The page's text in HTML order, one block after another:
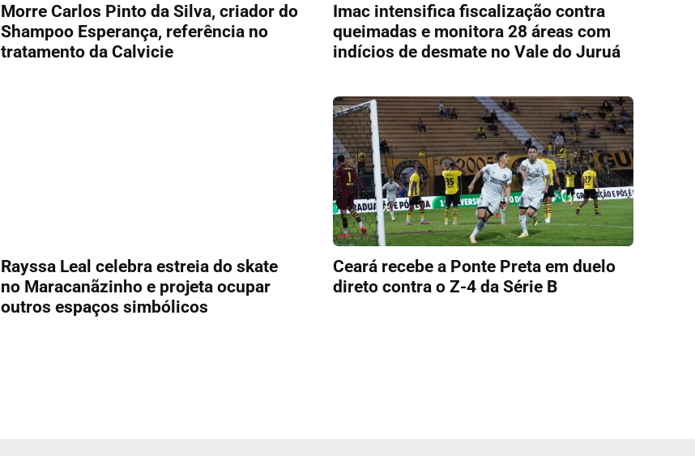
Morre Carlos Pinto da Silva, criador do
Shampoo Esperança, referência no
tratamento da Calvicie
Imac intensifica fiscalização contra
queimadas e monitora 28 áreas com
indícios de desmate no Vale do Juruá
Rayssa Leal celebra estreia do skate
no Maracanãzinho e projeta ocupar
outros espaços simbólicos
Ceará recebe a Ponte Preta em duelo
direto contra o Z-4 da Série B